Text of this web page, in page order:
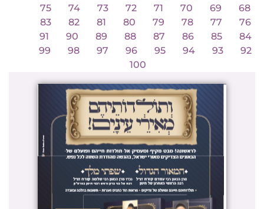
68
69
70
71
72
73
74
75
76
77
78
79
80
81
82
83
84
85
86
87
88
89
90
91
92
93
94
95
96
97
98
99
100